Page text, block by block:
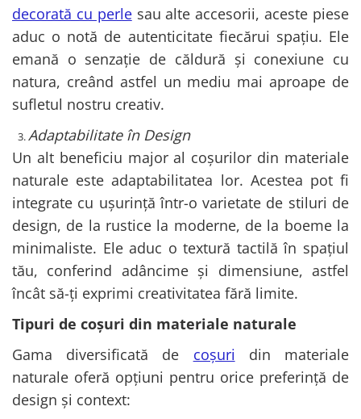
decorată cu perlesau alte accesorii, aceste piese
aduc o notă de autenticitate fiecărui spațiu. Ele
emană o senzație de căldură și conexiune cu
natura, creând astfel un mediu mai aproape de
sufletul nostru creativ.
Adaptabilitate în Design
Un alt beneficiu major al coșurilor din materiale
naturale este adaptabilitatea lor. Acestea pot fi
integrate cu ușurință într-o varietate de stiluri de
design, de la rustice la moderne, de la boeme la
minimaliste. Ele aduc o textură tactilă în spațiul
tău, conferind adâncime și dimensiune, astfel
încât să-ți exprimi creativitatea fără limite.
Tipuri de coșuri din materiale naturale
Gama diversificată de coșuri din materiale
naturale oferă opțiuni pentru orice preferință de
design și context: